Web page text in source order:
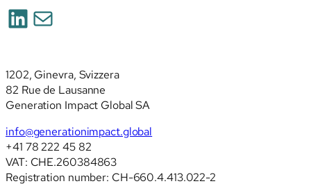
revised
standards
LinkedIn
Posta
1202, Ginevra, Svizzera
82 Rue de Lausanne
Generation Impact Global SA
info@generationimpact.global
+41 78 222 45 82
VAT: CHE.260384863
Registration number: CH-660.4.413.022-2